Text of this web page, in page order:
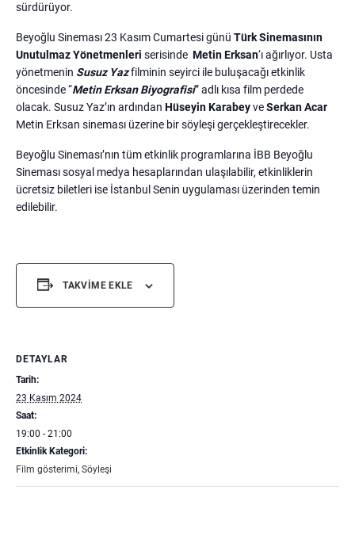
sürdürüyor.
Beyoğlu Sineması 23 Kasım Cumartesi günü Türk Sinemasının
Unutulmaz Yönetmenleri serisinde Metin Erksan‘ı ağırlıyor. Usta
yönetmenin Susuz Yazfilminin seyirci ile buluşacağı etkinlik
öncesinde “Metin Erksan Biyografisi” adlı kısa film perdede
olacak. Susuz Yaz’ın ardından Hüseyin KarabeyveSerkan Acar
Metin Erksan sineması üzerine bir söyleşi gerçekleştirecekler.
Beyoğlu Sineması’nın tüm etkinlik programlarına İBB Beyoğlu
Sineması sosyal medya hesaplarından ulaşılabilir, etkinliklerin
ücretsiz biletleri ise İstanbul Senin uygulaması üzerinden temin
edilebilir.
TAKVIME EKLE
DETAYLAR
Tarih:
23 Kasım 2024
Saat:
19:00 - 21:00
Etkinlik Kategori:
Film gösterimi, Söyleşi